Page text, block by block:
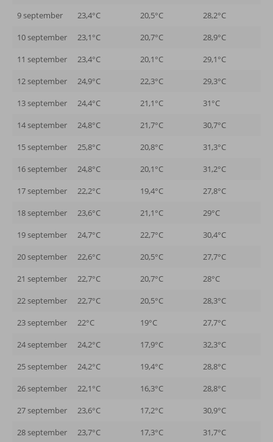
9 september
23,4°C 20,5°C
28,2°C
10 september
23,1°C 20,7°C
28,9°C
11 september
23,4°C 20,1°C
29,1°C
12 september
24,9°C 22,3°C
29,3°C
13 september
24,4°C 21,1°C
31°C
14 september
24,8°C 21,7°C
30,7°C
15 september
25,8°C 20,8°C
31,3°C
16 september
24,8°C 20,1°C
31,2°C
17 september
22,2°C 19,4°C
27,8°C
18 september
23,6°C 21,1°C
29°C
19 september
24,7°C 22,7°C
30,4°C
20 september
22,6°C 20,5°C
27,7°C
21 september
22,7°C 20,7°C
28°C
22 september
22,7°C 20,5°C
28,3°C
23 september
22°C 19°C
27,7°C
24 september
24,2°C 17,9°C
32,3°C
25 september
24,2°C 19,4°C
28,8°C
26 september
22,1°C 16,3°C
28,8°C
27 september
23,6°C 17,2°C
30,9°C
28 september
23,7°C 17,3°C
31,7°C